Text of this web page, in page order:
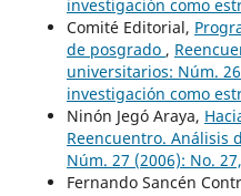
investigación como
Comité Editorial,
de posgrado ,
universitarios: Núm.
investigación como
Ninón Jegó Araya,
Reencuentro. Análisis
Núm. 27 (2006): No.
Fernando Sancén